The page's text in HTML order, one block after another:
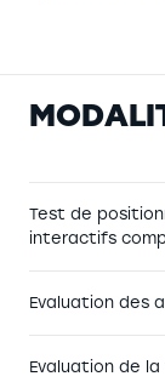
MODALI
Test de
interactifs
Evaluation des
Evaluation de